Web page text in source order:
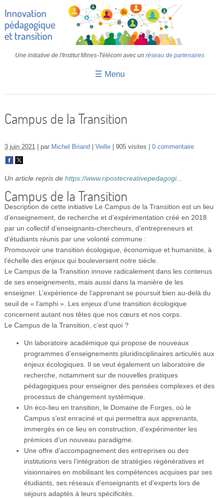
Une initiative de l'Institut Mines-Télécom avec un réseau de partenaires
☰ Menu
Transition
Colloques
Vidéos
S’inscrire
Se connecter
Campus de la Transition
3 juin 2021 par Michel Briand Veille 905 visites 0 commentaire
Un article repris de https://www.ripostecreativepedagogi...
Campus de la Transition
Description de cette initiative Le Campus de la Transition est un lieu
d’enseignement, de recherche et d’expérimentation créé en 2018
par un collectif d’enseignants-chercheurs, d’entrepreneurs et
d’étudiants réunis par une volonté commune :
Promouvoir une transition écologique, économique et humaniste, à
l’échelle des enjeux qui bouleversent notre siècle.
Le Campus de la Transition innove radicalement dans les contenus
de ses enseignements, mais aussi dans la manière de les
enseigner. L’expérience de l’apprenant se poursuit bien au-delà du
seuil de « l’amphi ». Les enjeux d’une transition écologique
concernent autant nos têtes que nos cœurs et nos corps.
Le Campus de la Transition, c’est quoi ?
Un laboratoire académique qui propose de nouveaux
programmes d’enseignements pluridisciplinaires articulés aux
enjeux écologiques. Il se veut également un laboratoire de
recherche, notamment sur de nouvelles pratiques
pédagogiques pour enseigner des pensées complexes et des
processus de changement systémique.
Un éco-lieu en transition, le Domaine de Forges, où le
Campus s’est enraciné et qui permettra aux apprenants,
immergés en ce lieu en construction, d’expérimenter les
prémices d’un nouveau paradigme.
Une offre d’accompagnement des entreprises ou des
institutions vers l’intégration de stratégies régénératives et
visionnaires en mobilisant les compétences acquises par ses
étudiants, ses réseaux d’enseignants et d’experts lors de
séjours adaptés à leurs spécificités.